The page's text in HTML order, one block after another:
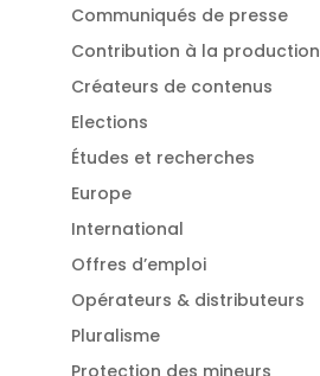
Communiqués de presse
Contribution à la production
Créateurs de contenus
Elections
Études et recherches
Europe
International
Offres d’emploi
Opérateurs & distributeurs
Pluralisme
Protection des mineurs